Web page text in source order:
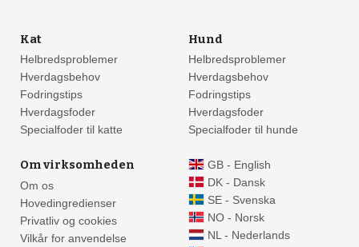
Kat
Helbredsproblemer
Hverdagsbehov
Fodringstips
Hverdagsfoder
Specialfoder til katte
Hund
Helbredsproblemer
Hverdagsbehov
Fodringstips
Hverdagsfoder
Specialfoder til hunde
Om virksomheden
Om os
Hovedingredienser
Privatliv og cookies
Vilkår for anvendelse
GB - English
DK - Dansk
SE - Svenska
NO - Norsk
NL - Nederlands